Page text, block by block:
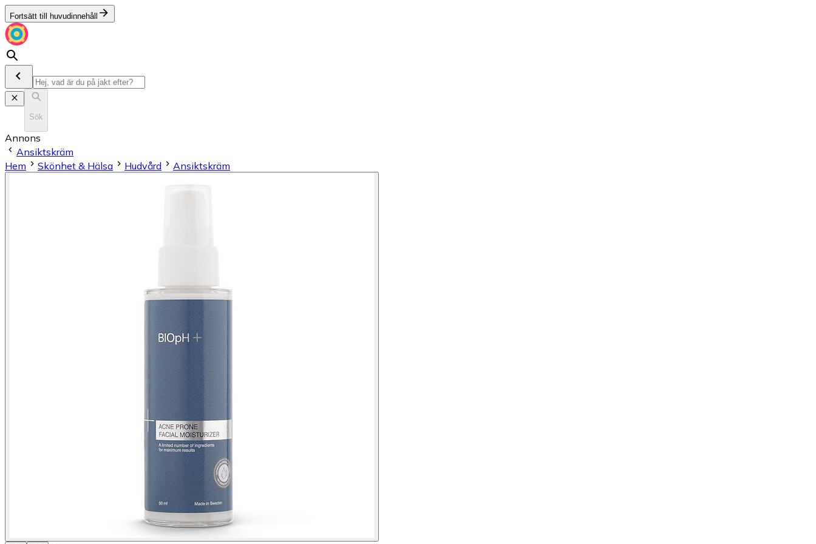
Fortsätt till huvudinnehåll
Sök
Annons
Ansiktskräm
Hem
Skönhet & Hälsa Hudvård Ansiktskräm